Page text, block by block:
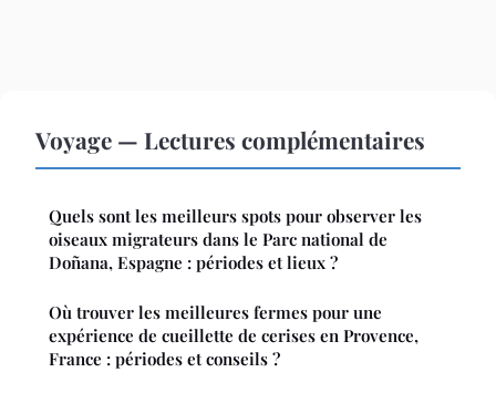
Voyage — Lectures complémentaires
Quels sont les meilleurs spots pour observer les
oiseaux migrateurs dans le Parc national de
Doñana, Espagne : périodes et lieux ?
Où trouver les meilleures fermes pour une
expérience de cueillette de cerises en Provence,
France : périodes et conseils ?